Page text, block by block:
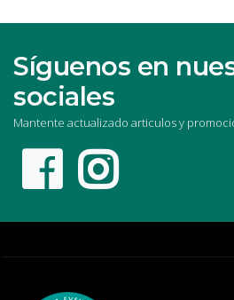
Síguenos en
sociales
Mantente actualizado articulos y